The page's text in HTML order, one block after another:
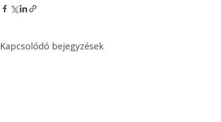
Kapcsolódó bejegyzések